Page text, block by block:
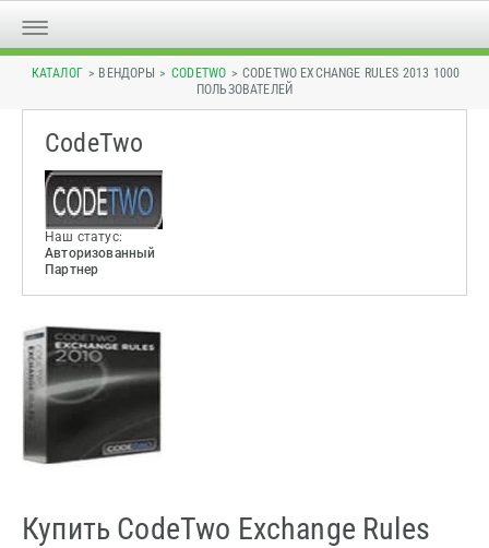
КАТАЛОГ > ВЕНДОРЫ > CODETWO > CODETWO EXCHANGE RULES 2013 1000
ПОЛЬЗОВАТЕЛЕЙ
CodeTwo
Наш статус:
Авторизованный
Партнер
Купить CodeTwo Exchange Rules